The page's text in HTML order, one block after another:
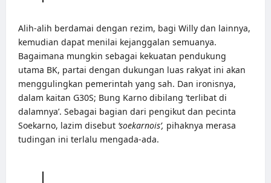
Alih-alih berdamai dengan rezim, bagi Willy dan lainnya,
kemudian dapat menilai kejanggalan semuanya.
Bagaimana mungkin sebagai kekuatan pendukung
utama BK, partai dengan dukungan luas rakyat ini akan
menggulingkan pemerintah yang sah. Dan ironisnya,
dalam kaitan G30S; Bung Karno dibilang ‘terlibat di
dalamnya’. Sebagai bagian dari pengikut dan pecinta
Soekarno, lazim disebut ‘soekarnois’, pihaknya merasa
tudingan ini terlalu mengada-ada.